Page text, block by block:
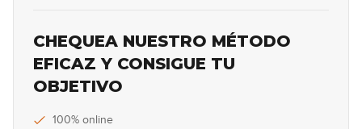
10
01:28:15
Live #11 - Ritmo
CHEQUEA NUESTRO MÉTODO
EFICAZ Y CONSIGUE TU
OBJETIVO
100% online